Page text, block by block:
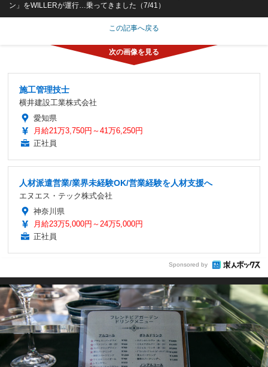
ン」をWILLERが運行…乗ってきました（7/41）
この記事へ戻る
施工管理技士
横井建設工業株式会社
愛知県
月給21万3,750円～41万6,250円
正社員
人材派遣営業/業界未経験OK/営業経験を人材支援へ
エヌエス・テック株式会社
神奈川県
月給23万5,000円～24万5,000円
正社員
Sponsored by